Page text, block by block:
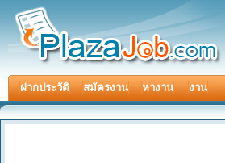
ฝากประวัติ สมัครงาน หางาน งาน